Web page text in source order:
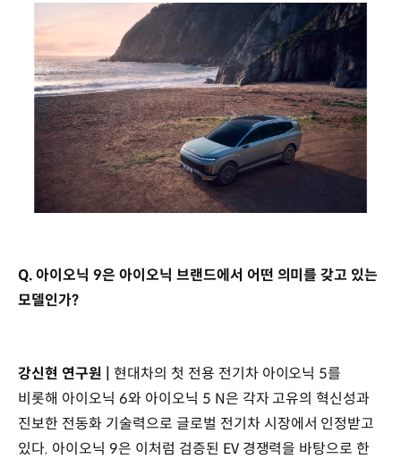
Q. 아이오닉 9은 아이오닉 브랜드에서 어떤 의미를 갖고 있는
모델인가?
강신현 연구원 | 현대차의 첫 전용 전기차 아이오닉 5를
비롯해 아이오닉 6와 아이오닉 5 N은 각자 고유의 혁신성과
진보한 전동화 기술력으로 글로벌 전기차 시장에서 인정받고
있다. 아이오닉 9은 이처럼 검증된 EV 경쟁력을 바탕으로 한